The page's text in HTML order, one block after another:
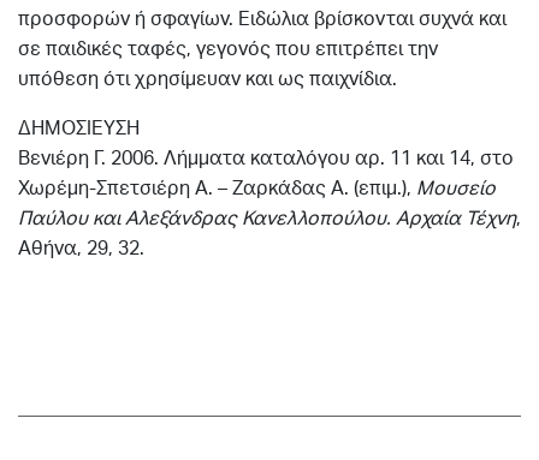
προσφορών ή σφαγίων. Ειδώλια βρίσκονται συχνά και
σε παιδικές ταφές, γεγονός που επιτρέπει την
υπόθεση ότι χρησίμευαν και ως παιχνίδια.
ΔΗΜΟΣΙΕΥΣΗ
Βενιέρη Γ. 2006. Λήμματα καταλόγου αρ. 11 και 14, στο
Χωρέμη-Σπετσιέρη Α. – Ζαρκάδας Α. (επιμ.), Μουσείο
Παύλου και Αλεξάνδρας Κανελλοπούλου. Αρχαία Τέχνη,
Αθήνα, 29, 32.